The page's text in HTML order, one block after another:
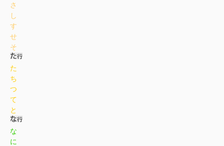
さ
し
す
せ
そ
た
ち
つ
て
と
な
に